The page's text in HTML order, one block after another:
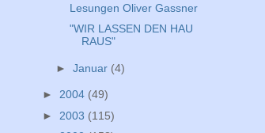
Lesungen Oliver Gassner
"WIR LASSEN DEN HAU
RAUS"
► Januar (4)
► 2004 (49)
► 2003 (115)